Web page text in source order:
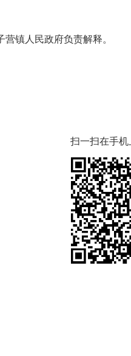
镇人民政府负责解释。
扫一扫在手